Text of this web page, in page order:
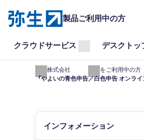
製品ご利用中の方
クラウドサービス デスクトッ
弥生株式会社 製品をご利用中の方
『やよいの青色申告／白色申告 オンラ
インフォメーション